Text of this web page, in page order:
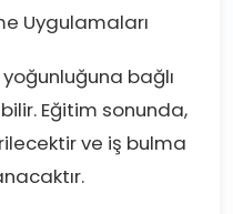
Uygulamaları
yoğunluğuna bağlı
Eğitim sonunda,
ve iş bulma